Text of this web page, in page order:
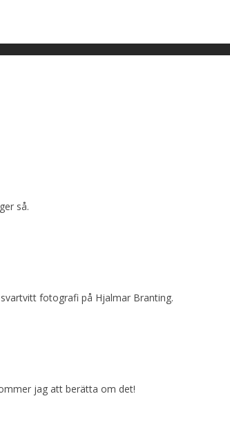
så.
fotografi på Hjalmar Branting.
jag att berätta om det!